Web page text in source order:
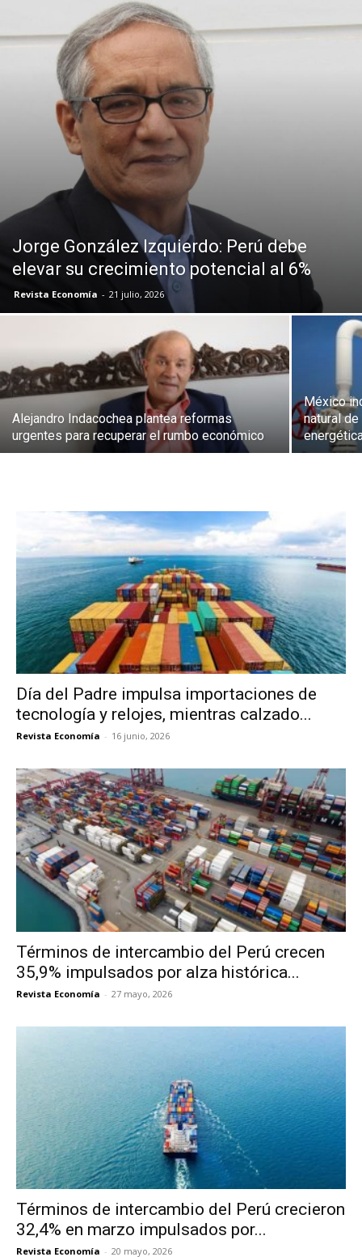
Jorge González Izquierdo: Perú debe
elevar su crecimiento potencial al 6%
Revista Economía - 21 julio, 2026
Alejandro Indacochea plantea reformas
urgentes para recuperar el rumbo económico
México
natural
Día del Padre impulsa importaciones de
tecnología y relojes, mientras calzado...
Revista Economía - 16 junio, 2026
Términos de intercambio del Perú crecen
35,9% impulsados por alza histórica...
Revista Economía - 27 mayo, 2026
Términos de intercambio del Perú crecieron
32,4% en marzo impulsados por...
Revista Economía - 20 mayo, 2026